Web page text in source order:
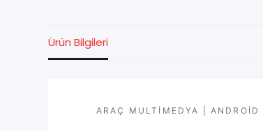
Ürün Bilgileri
ARAÇ MULTIMEDYA | ANDROID